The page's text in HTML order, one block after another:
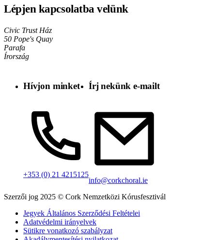
Lépjen kapcsolatba velünk
Civic Trust Ház
50 Pope's Quay
Parafa
Írország
Hívjon minket
+353 (0) 21 4215125
Írj nekünk e-mailt
info@corkchoral.ie
Szerzői jog 2025 © Cork Nemzetközi Kórusfesztivál
Jegyek Általános Szerződési Feltételei
Adatvédelmi irányelvek
Sütikre vonatkozó szabályzat